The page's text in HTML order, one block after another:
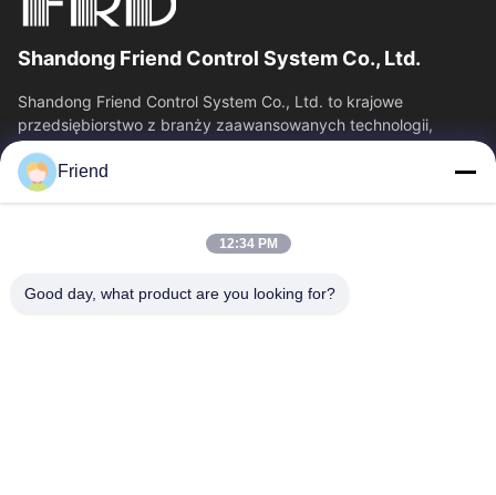
Shandong Friend Control System Co., Ltd.
Shandong Friend Control System Co., Ltd. to krajowe
przedsiębiorstwo z branży zaawansowanych technologii,
specjalizujące się w badaniach i rozwoju...
Szybkie Linki
O Nas
Wycieczka Po Fabryce
Kontrola Jakości
Friend
12:34 PM
Good day, what product are you looking for?